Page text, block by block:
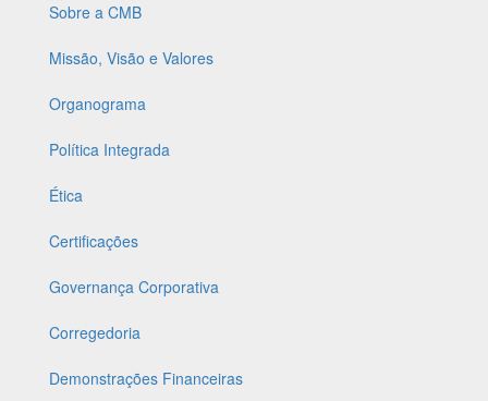
Sobre a CMB
Missão, Visão e Valores
Organograma
Política Integrada
Ética
Certificações
Governança Corporativa
Corregedoria
Demonstrações Financeiras